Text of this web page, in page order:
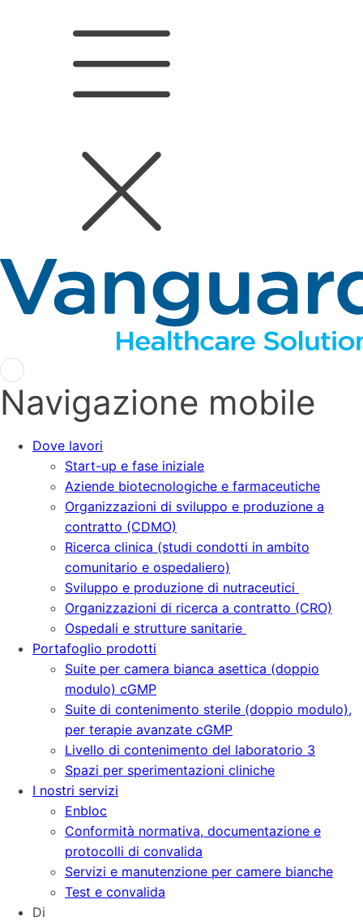
Navigazione mobile
Dove lavori
Start-up e fase iniziale
Aziende biotecnologiche e farmaceutiche
Organizzazioni di sviluppo e produzione a
contratto (CDMO)
Ricerca clinica (studi condotti in ambito
comunitario e ospedaliero)
Sviluppo e produzione di nutraceutici
Organizzazioni di ricerca a contratto (CRO)
Ospedali e strutture sanitarie
Portafoglio prodotti
Suite per camera bianca asettica (doppio
modulo) cGMP
Suite di contenimento sterile (doppio modulo),
per terapie avanzate cGMP
Livello di contenimento del laboratorio 3
Spazi per sperimentazioni cliniche
I nostri servizi
Enbloc
Conformità normativa, documentazione e
protocolli di convalida
Servizi e manutenzione per camere bianche
Test e convalida
Di